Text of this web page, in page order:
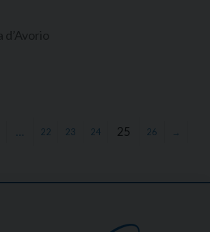
… 22 23 24 25 26 →